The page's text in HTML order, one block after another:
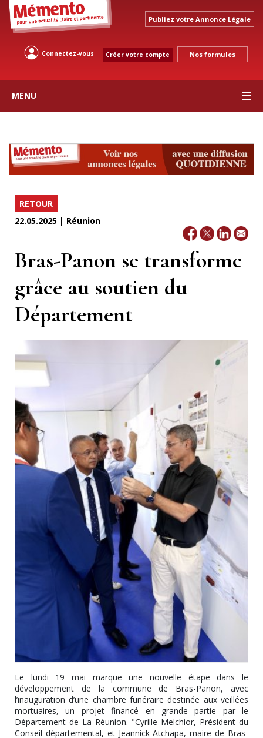
Publiez votre Annonce Légale
Connectez-vous Créer votre compte Nos formules
MENU
RETOUR
22.05.2025 | Réunion
Bras-Panon se transforme
grâce au soutien du
Département
Le lundi 19 mai marque une nouvelle étape dans le
développement de la commune de Bras-Panon, avec
l’inauguration d’une chambre funéraire destinée aux veillées
mortuaires, un projet financé en grande partie par le
Département de La Réunion. "Cyrille Melchior, Président du
Conseil départemental, et Jeannick Atchapa, maire de Bras-